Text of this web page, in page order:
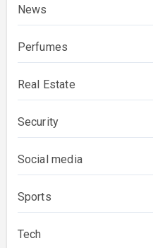
News
Perfumes
Real Estate
Security
Social media
Sports
Tech